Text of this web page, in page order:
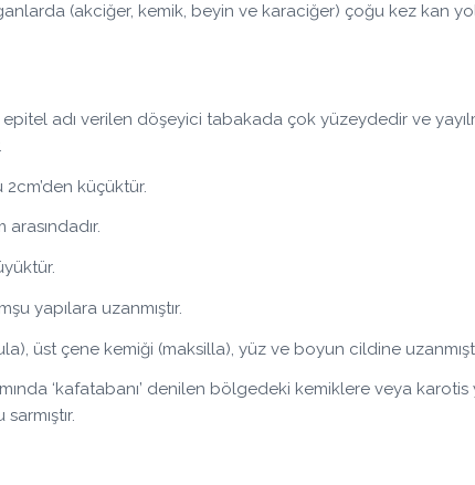
(akciğer, kemik, beyin ve karaciğer) çoğu kez kan
epitel adı verilen döşeyici tabakada çok yüzeydedir ve
küçüktür.
yapılara uzanmıştır.
üst çene kemiği (maksilla), yüz ve boyun cildine
‘kafatabanı’ denilen bölgedeki kemiklere veya